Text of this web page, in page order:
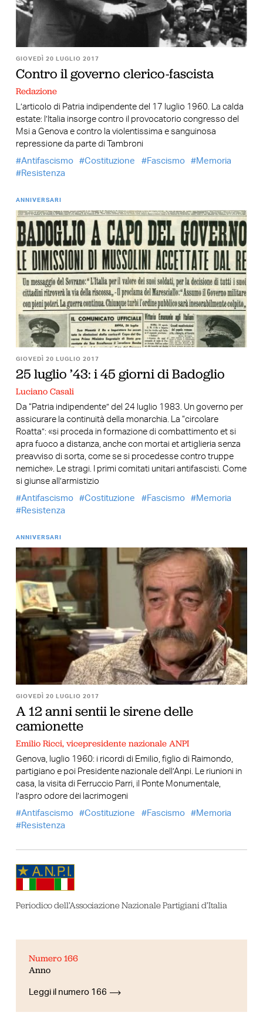
GIOVEDÌ 20 LUGLIO 2017
Contro il governo clerico-fascista
Redazione
L’articolo di Patria indipendente del 17 luglio 1960. La calda
estate: l’Italia insorge contro il provocatorio congresso del
Msi a Genova e contro la violentissima e sanguinosa
repressione da parte di Tambroni
Antifascismo
Costituzione Fascismo
Memoria
Resistenza
ANNIVERSARI
GIOVEDÌ 20 LUGLIO 2017
25 luglio ’43: i 45 giorni di Badoglio
Luciano Casali
Da “Patria indipendente” del 24 luglio 1983. Un governo per
assicurare la continuità della monarchia. La “circolare
Roatta”: «si proceda in formazione di combattimento et si
apra fuoco a distanza, anche con mortai et artiglieria senza
preavviso di sorta, come se si procedesse contro truppe
nemiche». Le stragi. I primi comitati unitari antifascisti. Come
si giunse all’armistizio
Antifascismo
Costituzione Fascismo
Memoria
Resistenza
ANNIVERSARI
GIOVEDÌ 20 LUGLIO 2017
A 12 anni sentii le sirene delle
camionette
Emilio Ricci, vicepresidente nazionale ANPI
Genova, luglio 1960: i ricordi di Emilio, figlio di Raimondo,
partigiano e poi Presidente nazionale dell’Anpi. Le riunioni in
casa, la visita di Ferruccio Parri, il Ponte Monumentale,
l’aspro odore dei lacrimogeni
Antifascismo
Costituzione Fascismo
Memoria
Resistenza
Periodico dell’Associazione Nazionale Partigiani d’Italia
Numero 166
Anno
Leggi il numero 166